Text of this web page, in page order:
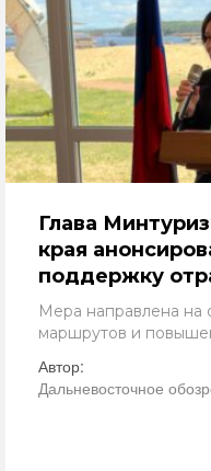
Глава
края
поддержку
Мера направлена на
маршрутов и
Автор:
Дальневосточное